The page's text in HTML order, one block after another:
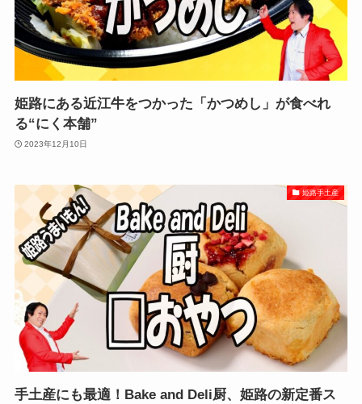
姫路にある近江牛をつかった「かつめし」が食べれ
る“にく本舗”
2023年12月10日
姫路手土産
手土産にも最適！Bake and Deli厨、姫路の新定番ス